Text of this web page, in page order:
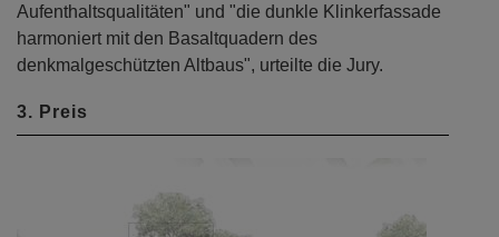
Aufenthaltsqualitäten" und "die dunkle Klinkerfassade
harmoniert mit den Basaltquadern des
denkmalgeschützten Altbaus", urteilte die Jury.
3. Preis